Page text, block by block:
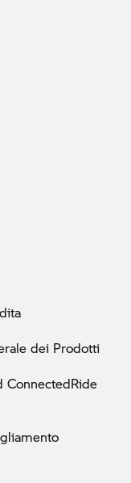
dei Prodotti
ConnectedRide